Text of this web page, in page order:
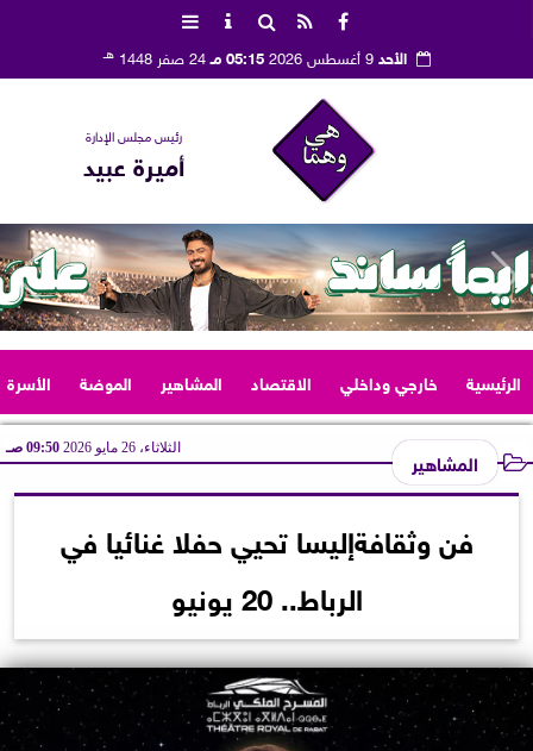
الأحد9 أغسطس 2026 05:15 مـ 24 صفر 1448 هـ
رئيس مجلس الإدارة
أميرة عبيد
الرئيسية خارجي وداخلي الاقتصاد المشاهير الموضة الأسرة
المشاهير الثلاثاء، 26 مايو 2026 09:50 صـ
فن وثقافةإليسا تحيي حفلا غنائيا في
الرباط.. 20 يونيو